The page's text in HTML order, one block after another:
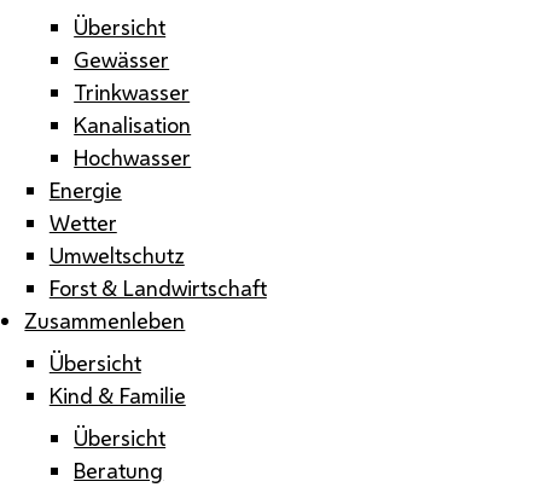
Übersicht
Gewässer
Trinkwasser
Kanalisation
Hochwasser
Energie
Wetter
Umweltschutz
Forst & Landwirtschaft
Zusammenleben
Übersicht
Kind & Familie
Übersicht
Beratung